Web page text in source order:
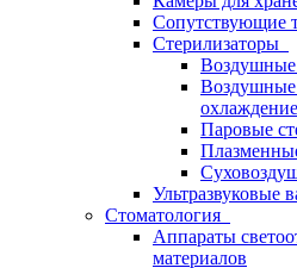
Сопутствующие
Стерилизаторы
Воздушные
Воздушные
Паровые
Ультразвуковые
Стоматология
Аппараты
материалов